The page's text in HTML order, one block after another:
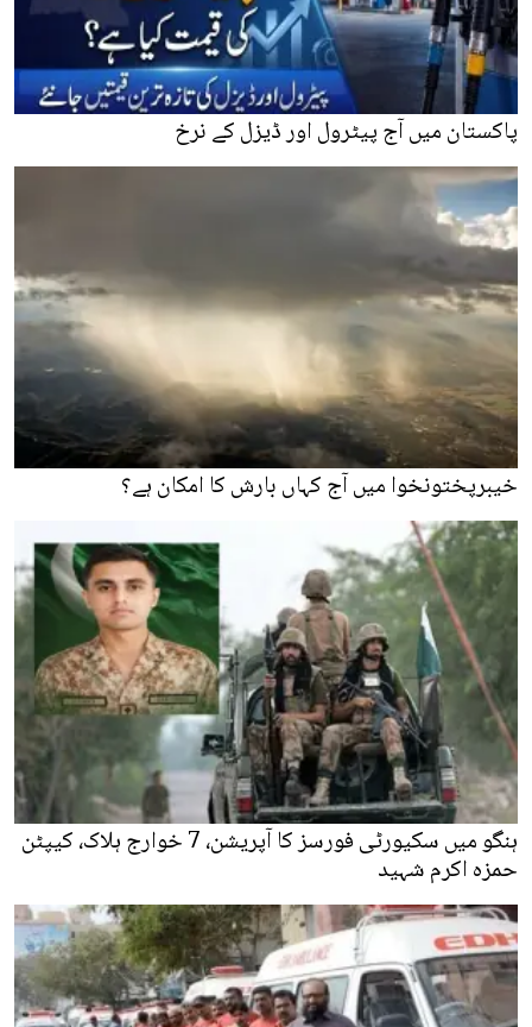
پاکستان میں آج پیٹرول اور ڈیزل کے نرخ
خیبرپختونخوا میں آج کہاں بارش کا امکان ہے؟
ہنگو میں سکیورٹی فورسز کا آپریشن، 7 خوارج ہلاک، کیپٹن
حمزہ اکرم شہید